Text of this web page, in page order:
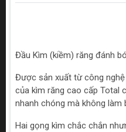
Đầu Kìm (kiềm) răng đánh
Được sản xuất từ công
của kìm răng cao cấp Total
nhanh chóng mà không làm
Hai gọng kìm chắc chắn